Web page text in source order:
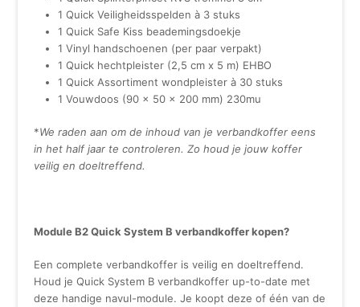
1 Quick Veiligheidsspelden à 3 stuks
1 Quick Safe Kiss beademingsdoekje
1 Vinyl handschoenen (per paar verpakt)
1 Quick hechtpleister (2,5 cm x 5 m) EHBO
1 Quick Assortiment wondpleister à 30 stuks
1 Vouwdoos (90 x 50 x 200 mm) 230mu
*We raden aan om de inhoud van je verbandkoffer eens
in het half jaar te controleren. Zo houd je jouw koffer
veilig en doeltreffend.
Module B2 Quick System B verbandkoffer kopen?
Een complete verbandkoffer is veilig en doeltreffend.
Houd je Quick System B verbandkoffer up-to-date met
deze handige navul-module. Je koopt deze of één van de